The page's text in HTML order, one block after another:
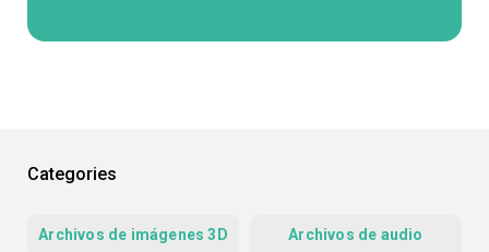
Categories
Archivos de imágenes 3D Archivos de audio